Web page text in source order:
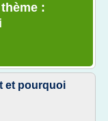
:
et pourquoi